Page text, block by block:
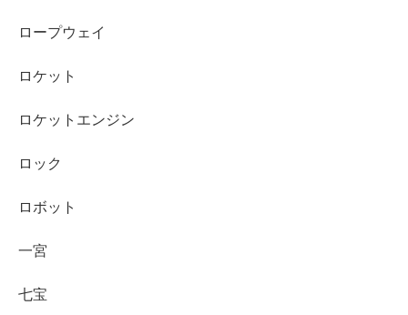
ロープウェイ
ロケット
ロケットエンジン
ロック
ロボット
一宮
七宝